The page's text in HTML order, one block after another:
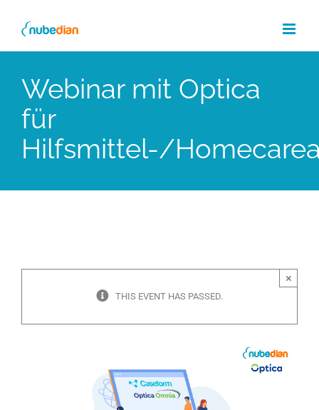
Webinar mit Optica
für
Hilfsmittel-/
THIS EVENT HAS PASSED.
×